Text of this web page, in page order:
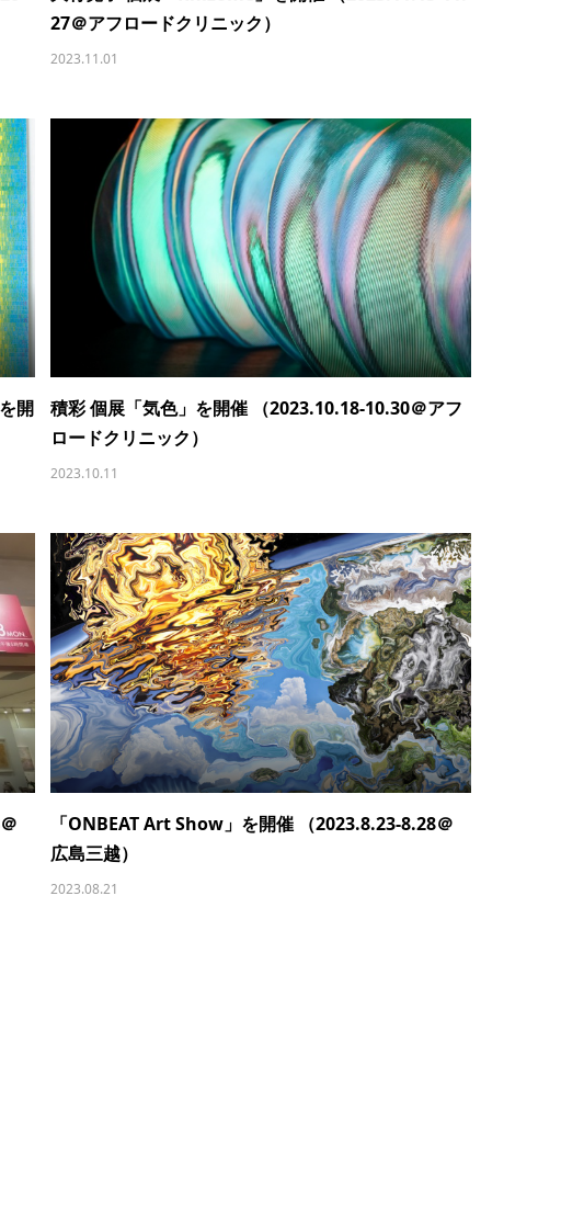
27＠アフロードクリニック）
2023.11.01
開
積彩 個展「気色」を開催 （2023.10.18-10.30＠アフ
ロードクリニック）
2023.10.11
「ONBEAT Art Show」を開催 （2023.8.23-8.28＠
広島三越）
2023.08.21